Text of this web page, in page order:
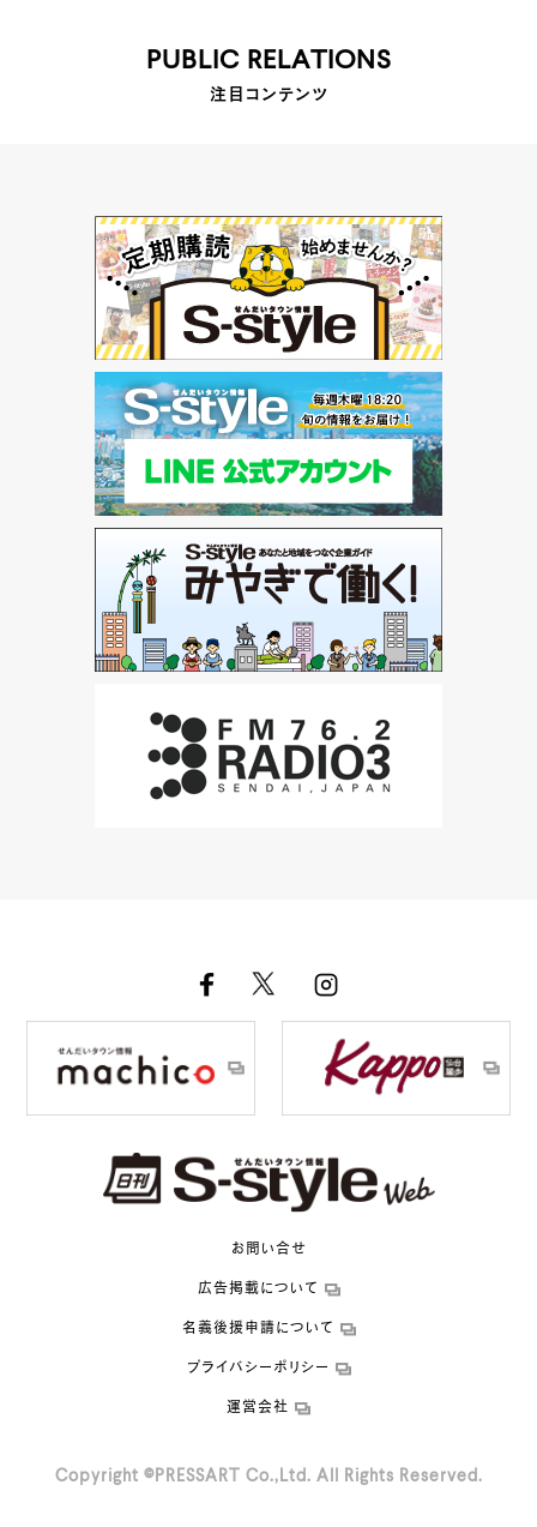
PUBLIC RELATIONS
注目コンテンツ
お問い合せ
広告掲載について
名義後援申請について
プライバシーポリシー
運営会社
Copyright ©PRESSART Co.,Ltd. All Rights Reserved.